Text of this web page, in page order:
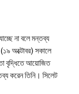
না বলে মন্তব্য
অক্টোবর) সকালে
বৃদ্ধিতে আয়োজিত
করেন তিনি। সিলেট